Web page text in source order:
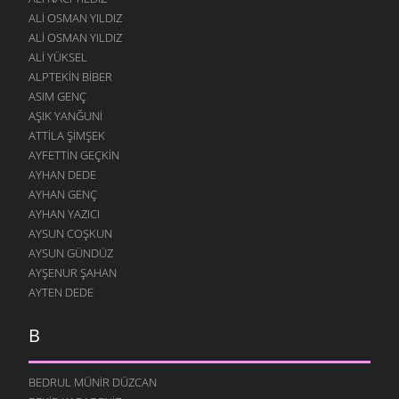
SENI BEKLIYOR
4 MART 2006
HELE SENSIZ HIÇ
4 MART 2006
İNSANOĞLU KOŞUYOR
4 MART 2006
DILE GELIN
4 MART 2006
ARTVIN’E TÜRKÜ
27 EYLÜL 2004
ANA OĞUL TELEFONDA
17 AĞUSTOS 2004
GÖRDÜM
HARCI MIYDI
ESKI ARABA
ALI OSMAN YILDIZ
ALI OSMAN YILDIZ
ALI YÜKSEL
ALPTEKIN BIBER
ASIM GENÇ
AŞIK YANĞUNI
ATTILA ŞIMŞEK
AYFETTIN GEÇKIN
AYHAN DEDE
AYHAN GENÇ
AYHAN YAZICI
AYSUN COŞKUN
AYSUN GÜNDÜZ
AYŞENUR ŞAHAN
AYTEN DEDE
B
BEDRUL MÜNIR DÜZCAN